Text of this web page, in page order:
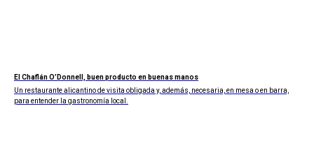
El Chaflán O’Donnell, buen producto en buenas manos
Un restaurante alicantino de visita obligada y, además, necesaria, en mesa o en barra,
para entender la gastronomía local.